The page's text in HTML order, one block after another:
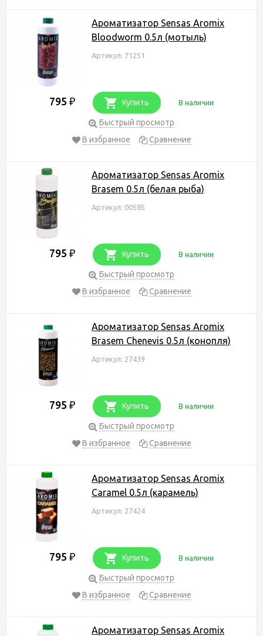
Ароматизатор Sensas Aromix
Bloodworm 0.5л (мотыль)
Артикул: 71251
795 ₽ Купить В наличии
Быстрый просмотр
В избранное
Сравнение
Ароматизатор Sensas Aromix
Brasem 0.5л (белая рыба)
Артикул: 00585
795 ₽ Купить В наличии
Быстрый просмотр
В избранное
Сравнение
Ароматизатор Sensas Aromix
Brasem Chenevis 0.5л (конопля)
Артикул: 27439
795 ₽ Купить В наличии
Быстрый просмотр
В избранное
Сравнение
Ароматизатор Sensas Aromix
Caramel 0.5л (карамель)
Артикул: 27424
795 ₽ Купить В наличии
Быстрый просмотр
В избранное
Сравнение
Ароматизатор Sensas Aromix